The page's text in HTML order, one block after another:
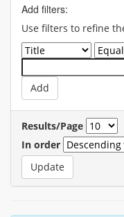
Add filters:
Use filters to refine
Results/Page
In order